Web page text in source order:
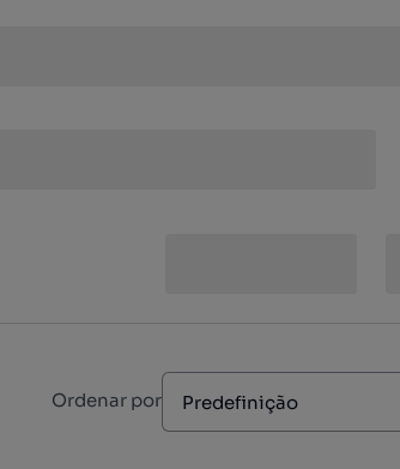
Ordenar por Predefinição